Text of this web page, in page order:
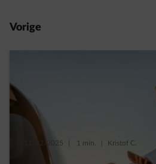
Vorige
11/02/2025 1 min. Kristof C.
Elektrische